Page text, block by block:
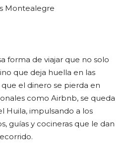
Montealegre
forma de viajar que no solo
que deja huella en las
el dinero se pierda en
como Airbnb, se queda
Huila, impulsando a los
guías y cocineras que le dan